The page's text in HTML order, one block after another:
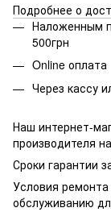
Подробнее о
Наложенным
500грн
Online оплата
Через кассу
Наш интернет-
производителя
Сроки гарантии
Условия
обслуживанию